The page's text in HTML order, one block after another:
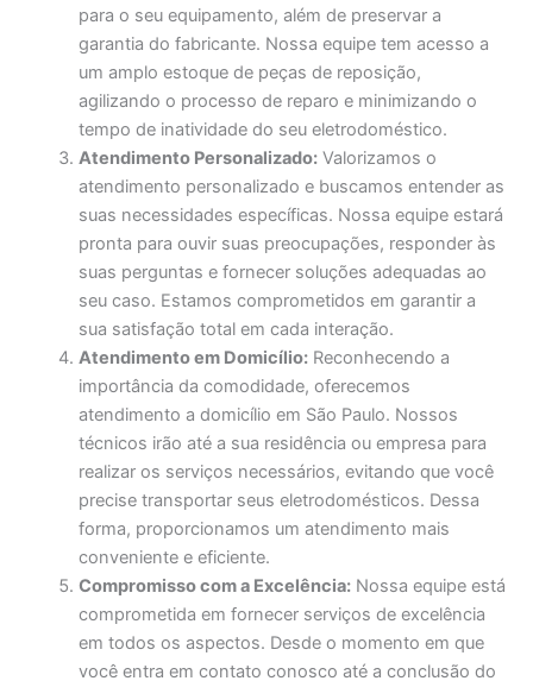
para o seu equipamento, além de preservar a
garantia do fabricante. Nossa equipe tem acesso a
um amplo estoque de peças de reposição,
agilizando o processo de reparo e minimizando o
tempo de inatividade do seu eletrodoméstico.
Atendimento Personalizado: Valorizamos o
atendimento personalizado e buscamos entender as
suas necessidades específicas. Nossa equipe estará
pronta para ouvir suas preocupações, responder às
suas perguntas e fornecer soluções adequadas ao
seu caso. Estamos comprometidos em garantir a
sua satisfação total em cada interação.
Atendimento em Domicílio: Reconhecendo a
importância da comodidade, oferecemos
atendimento a domicílio em São Paulo. Nossos
técnicos irão até a sua residência ou empresa para
realizar os serviços necessários, evitando que você
precise transportar seus eletrodomésticos. Dessa
forma, proporcionamos um atendimento mais
conveniente e eficiente.
Compromisso com a Excelência: Nossa equipe está
comprometida em fornecer serviços de excelência
em todos os aspectos. Desde o momento em que
você entra em contato conosco até a conclusão do